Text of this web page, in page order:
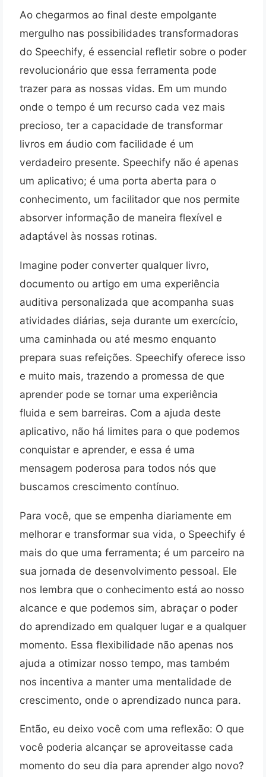
Ao chegarmos ao final deste empolgante
mergulho nas possibilidades transformadoras
do Speechify, é essencial refletir sobre o poder
revolucionário que essa ferramenta pode
trazer para as nossas vidas. Em um mundo
onde o tempo é um recurso cada vez mais
precioso, ter a capacidade de transformar
livros em áudio com facilidade é um
verdadeiro presente. Speechify não é apenas
um aplicativo; é uma porta aberta para o
conhecimento, um facilitador que nos permite
absorver informação de maneira flexível e
adaptável às nossas rotinas.
Imagine poder converter qualquer livro,
documento ou artigo em uma experiência
auditiva personalizada que acompanha suas
atividades diárias, seja durante um exercício,
uma caminhada ou até mesmo enquanto
prepara suas refeições. Speechify oferece isso
e muito mais, trazendo a promessa de que
aprender pode se tornar uma experiência
fluida e sem barreiras. Com a ajuda deste
aplicativo, não há limites para o que podemos
conquistar e aprender, e essa é uma
mensagem poderosa para todos nós que
buscamos crescimento contínuo.
Para você, que se empenha diariamente em
melhorar e transformar sua vida, o Speechify é
mais do que uma ferramenta; é um parceiro na
sua jornada de desenvolvimento pessoal. Ele
nos lembra que o conhecimento está ao nosso
alcance e que podemos sim, abraçar o poder
do aprendizado em qualquer lugar e a qualquer
momento. Essa flexibilidade não apenas nos
ajuda a otimizar nosso tempo, mas também
nos incentiva a manter uma mentalidade de
crescimento, onde o aprendizado nunca para.
Então, eu deixo você com uma reflexão: O que
você poderia alcançar se aproveitasse cada
momento do seu dia para aprender algo novo?